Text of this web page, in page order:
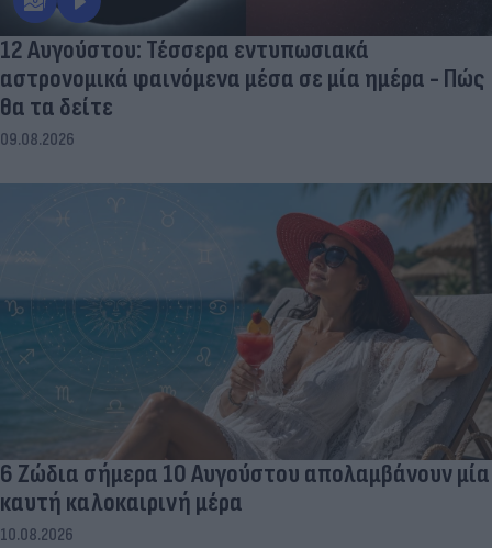
12 Αυγούστου: Τέσσερα εντυπωσιακά
αστρονομικά φαινόμενα μέσα σε μία ημέρα - Πώς
θα τα δείτε
09.08.2026
6 Ζώδια σήμερα 10 Αυγούστου απολαμβάνουν μία
καυτή καλοκαιρινή μέρα
10.08.2026